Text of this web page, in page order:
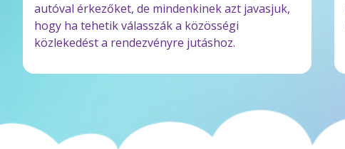
autóval érkezőket, de mindenkinek azt javasjuk,
hogy ha tehetik válasszák a közösségi
közlekedést a rendezvényre jutáshoz.